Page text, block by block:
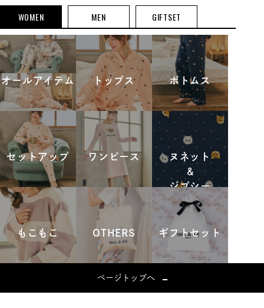
WOMEN MEN GIFTSET
オールアイテム トップス ボトムス
セットアップ ワンピース
ヌネット
&
ジプシー
もこもこ OTHERS ギフトセット
ページトップへ